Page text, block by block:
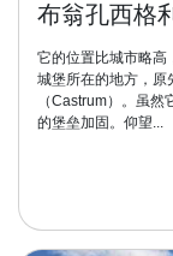
布翁孔西格
它的位置比城市略高
城堡所在的地方，原
（Castrum）。虽
的堡垒加固。仰望...